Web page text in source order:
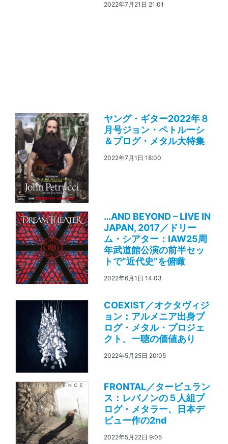
2022年7月21日 21:01
ヤング・ギター2022年８
月号ジョン・ペトルーシ
＆プログ・メタル大特集
2022年7月1日 18:00
…AND BEYOND – LIVE IN
JAPAN, 2017／ドリー
ム・シアター：IAW25周
年武道館公演の前半セッ
トで“近代史”を俯瞰
2022年6月1日 14:03
COEXIST／オクタヴィジ
ョン：アルメニア出身プ
ログ・メタル・プロジェ
クト、一聴の価値あり
2022年5月25日 20:05
FRONTAL／タービュラン
ス：レバノンの５人組プ
ログ・メタラー、日本デ
ビュー作の2nd
2022年5月22日 9:05